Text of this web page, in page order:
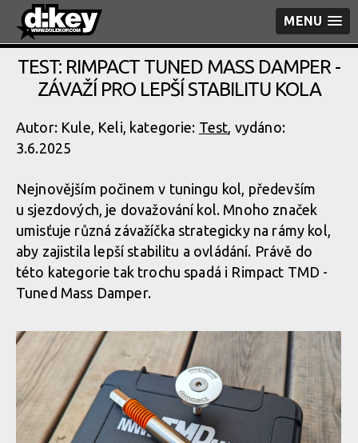
MENU
TEST: RIMPACT TUNED MASS DAMPER -
ZÁVAŽÍ PRO LEPŠÍ STABILITU KOLA
Autor: Kule, Keli, kategorie: Test, vydáno:
3.6.2025
Nejnovějším počinem v tuningu kol, především
u sjezdových, je dovažování kol. Mnoho značek
umisťuje různá závažíčka strategicky na rámy kol,
aby zajistila lepší stabilitu a ovládání. Právě do
této kategorie tak trochu spadá i Rimpact TMD -
Tuned Mass Damper.